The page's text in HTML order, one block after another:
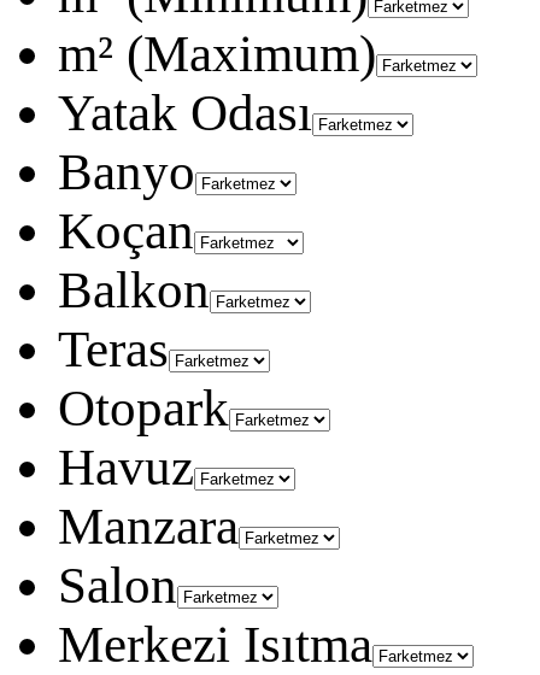
m² (Maximum)
Yatak Odası
Banyo
Koçan
Balkon
Teras
Otopark
Havuz
Manzara
Salon
Merkezi Isıtma